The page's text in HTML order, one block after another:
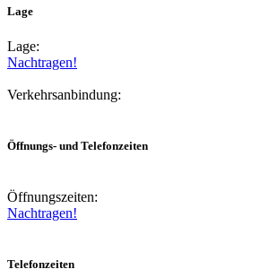
Lage
Lage:
Nachtragen!
Verkehrsanbindung:
Öffnungs- und Telefonzeiten
Öffnungszeiten:
Nachtragen!
Telefonzeiten